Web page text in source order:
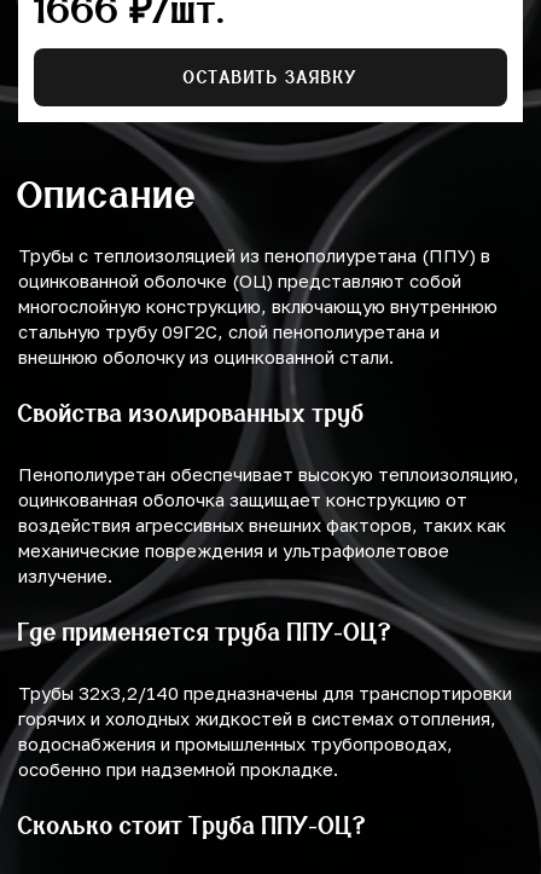
1666 ₽/шт.
ОСТАВИТЬ ЗАЯВКУ
Описание
Трубы с теплоизоляцией из пенополиуретана (ППУ) в
оцинкованной оболочке (ОЦ) представляют собой
многослойную конструкцию, включающую внутреннюю
стальную трубу 09Г2С, слой пенополиуретана и
внешнюю оболочку из оцинкованной стали.
Свойства изолированных труб
Пенополиуретан обеспечивает высокую теплоизоляцию,
оцинкованная оболочка защищает конструкцию от
воздействия агрессивных внешних факторов, таких как
механические повреждения и ультрафиолетовое
излучение.
Где применяется труба ППУ-ОЦ?
Трубы 32х3,2/140 предназначены для транспортировки
горячих и холодных жидкостей в системах отопления,
водоснабжения и промышленных трубопроводах,
особенно при надземной прокладке.
Сколько стоит Труба ППУ-ОЦ?